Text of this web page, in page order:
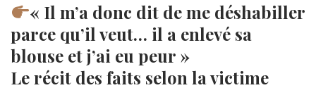
« Il m’a donc dit de me déshabiller
parce qu’il veut… il a enlevé sa
blouse et j’ai eu peur »
Le récit des faits selon la victime